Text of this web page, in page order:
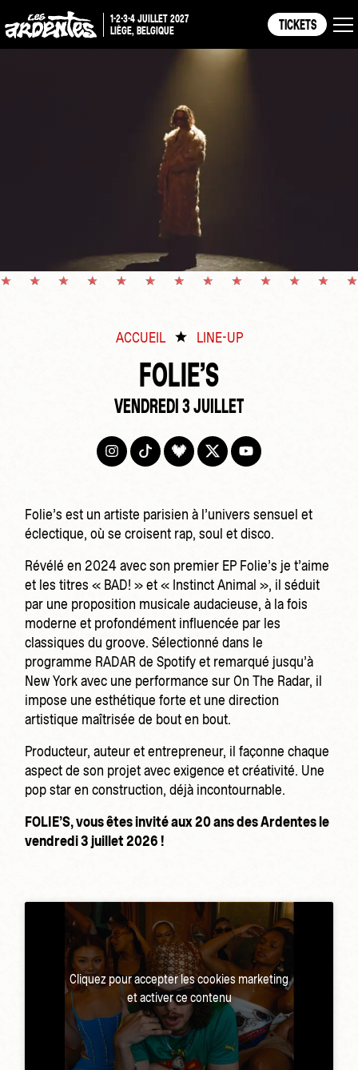
1-2-3-4 JUILLET 2027
LIÈGE, BELGIQUE
TICKETS
ACCUEIL LINE-UP
FOLIE’S
VENDREDI 3 JUILLET
Folie’s est un artiste parisien à l’univers sensuel et
éclectique, où se croisent rap, soul et disco.
Révélé en 2024 avec son premier EP Folie’s je t’aime
et les titres « BAD! » et « Instinct Animal », il séduit
par une proposition musicale audacieuse, à la fois
moderne et profondément influencée par les
classiques du groove. Sélectionné dans le
programme RADAR de Spotify et remarqué jusqu’à
New York avec une performance sur On The Radar, il
impose une esthétique forte et une direction
artistique maîtrisée de bout en bout.
Producteur, auteur et entrepreneur, il façonne chaque
aspect de son projet avec exigence et créativité. Une
pop star en construction, déjà incontournable.
FOLIE’S, vous êtes invité aux 20 ans des Ardentes le
vendredi 3 juillet 2026 !
Cliquez pour accepter les cookies marketing
et activer ce contenu